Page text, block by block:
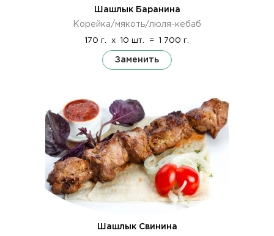
Шашлык Баранина
Корейка/мякоть/люля-кебаб
170 г. x 10 шт. = 1 700 г.
Заменить
Шашлык Свинина